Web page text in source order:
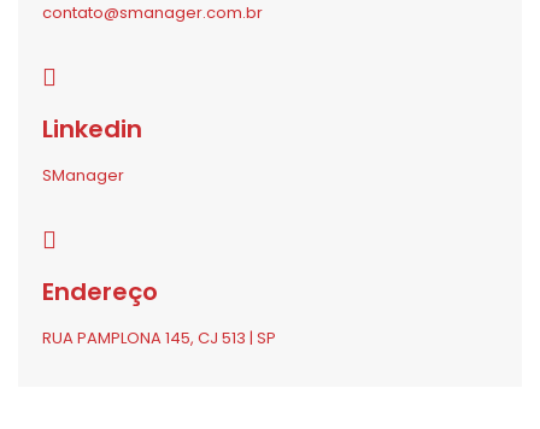
contato@smanager.com.br
Linkedin
SManager
Endereço
RUA PAMPLONA 145, CJ 513 | SP